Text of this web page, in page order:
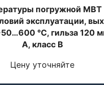
погружной MBT
эксплуатации,
50…600 °C, гильза 120
A, класс B
Цену уточняйте